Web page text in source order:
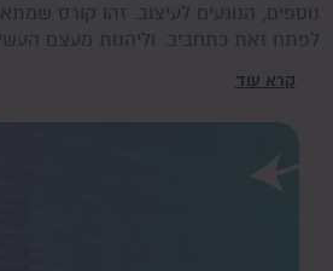
נוספים, הנוגעים לעיצוב. זהו קורס
לפתח זאת כתחביב, וליהנות מעצם
המעוניינים להעשיר את הידע שלהם
כוללים יותר, תוך שהם עושים זאת בדרכים
קרא עוד